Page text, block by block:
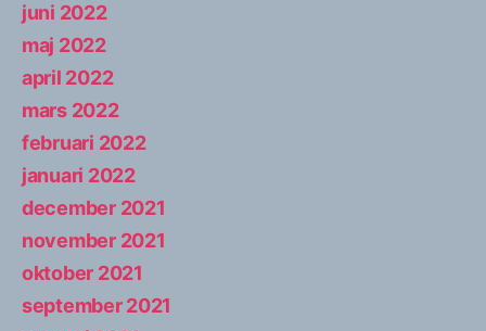
juni 2022
maj 2022
april 2022
mars 2022
februari 2022
januari 2022
december 2021
november 2021
oktober 2021
september 2021